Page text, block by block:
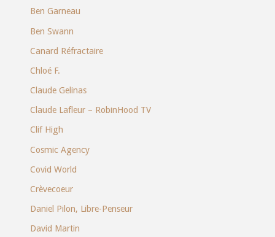
Ben Garneau
Ben Swann
Canard Réfractaire
Chloé F.
Claude Gelinas
Claude Lafleur – RobinHood TV
Clif High
Cosmic Agency
Covid World
Crèvecoeur
Daniel Pilon, Libre-Penseur
David Martin